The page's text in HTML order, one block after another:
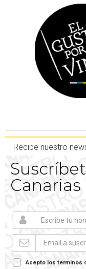
Recibe nuestro
Canarias
Acepto los terminos